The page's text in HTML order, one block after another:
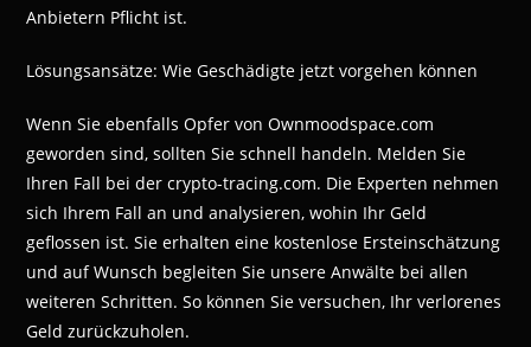
Anbietern Pflicht ist.
Lösungsansätze: Wie Geschädigte jetzt vorgehen können
Wenn Sie ebenfalls Opfer von Ownmoodspace.com
geworden sind, sollten Sie schnell handeln. Melden Sie
Ihren Fall bei der crypto-tracing.com. Die Experten nehmen
sich Ihrem Fall an und analysieren, wohin Ihr Geld
geflossen ist. Sie erhalten eine kostenlose Ersteinschätzung
und auf Wunsch begleiten Sie unsere Anwälte bei allen
weiteren Schritten. So können Sie versuchen, Ihr verlorenes
Geld zurückzuholen.